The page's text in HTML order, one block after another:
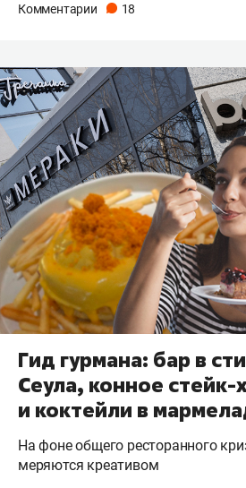
Комментарии 18
Гид гурмана: бар в
Сеула, конное стейк-
и коктейли в
На фоне общего ресторанного
меряются креативом